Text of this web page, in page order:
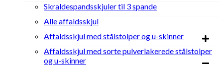
239,5
x
Skraldespandsskjuler til 3 spande
Alle affaldsskjul
Affaldsskjul med stålstolper og u-skinner
Affaldsskjul med sorte pulverlakerede stålstolper
og u-skinner